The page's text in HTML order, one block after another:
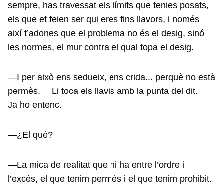
sempre, has travessat els límits que tenies posats,
els que et feien ser qui eres fins llavors, i només
així t’adones que el problema no és el desig, sinó
les normes, el mur contra el qual topa el desig.
—I per això ens sedueix, ens crida... perquè no està
permès. —Li toca els llavis amb la punta del dit.—
Ja ho entenc.
—¿El què?
—La mica de realitat que hi ha entre l’ordre i
l’excés, el que tenim permès i el que tenim prohibit.